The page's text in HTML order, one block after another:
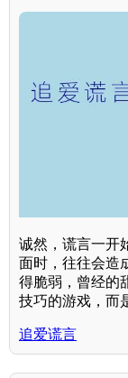
诚然，谎言一开
面时，往往会造
得脆弱，曾经的
技巧的游戏，而
追爱谎言